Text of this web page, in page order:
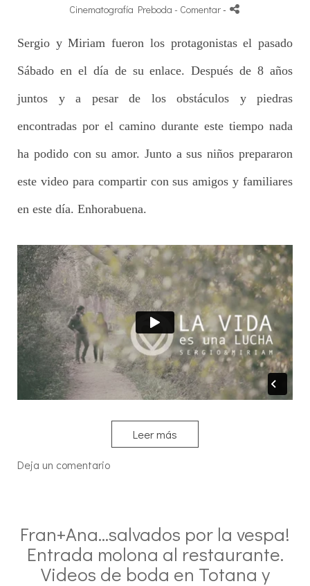
Cinematografía Preboda - Comentar-
Sergio y Miriam fueron los protagonistas el pasado
Sábado en el día de su enlace. Después de 8 años
juntos y a pesar de los obstáculos y piedras
encontradas por el camino durante este tiempo nada
ha podido con su amor. Junto a sus niños prepararon
este video para compartir con sus amigos y familiares
en este día. Enhorabuena.
Leer más
Deja un comentario
Fran+Ana...salvados por la vespa!
Entrada molona al restaurante.
Videos de boda en Totana y